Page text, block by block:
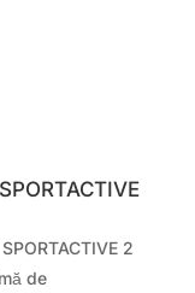
2
de